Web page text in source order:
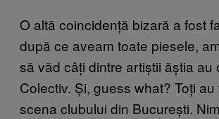
O altă coincidență bizară a fost
după ce aveam toate piesele,
să văd câți dintre artiștii ăștia au
Colectiv. Și, guess what? Toți au
scena clubului din București.